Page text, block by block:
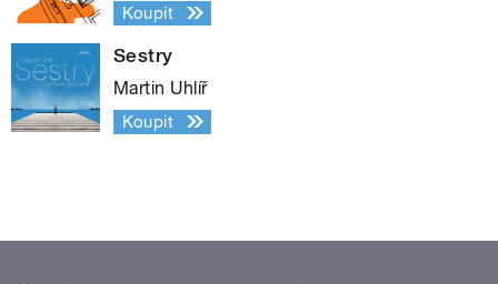
Koupit
Sestry
Martin Uhlíř
Koupit